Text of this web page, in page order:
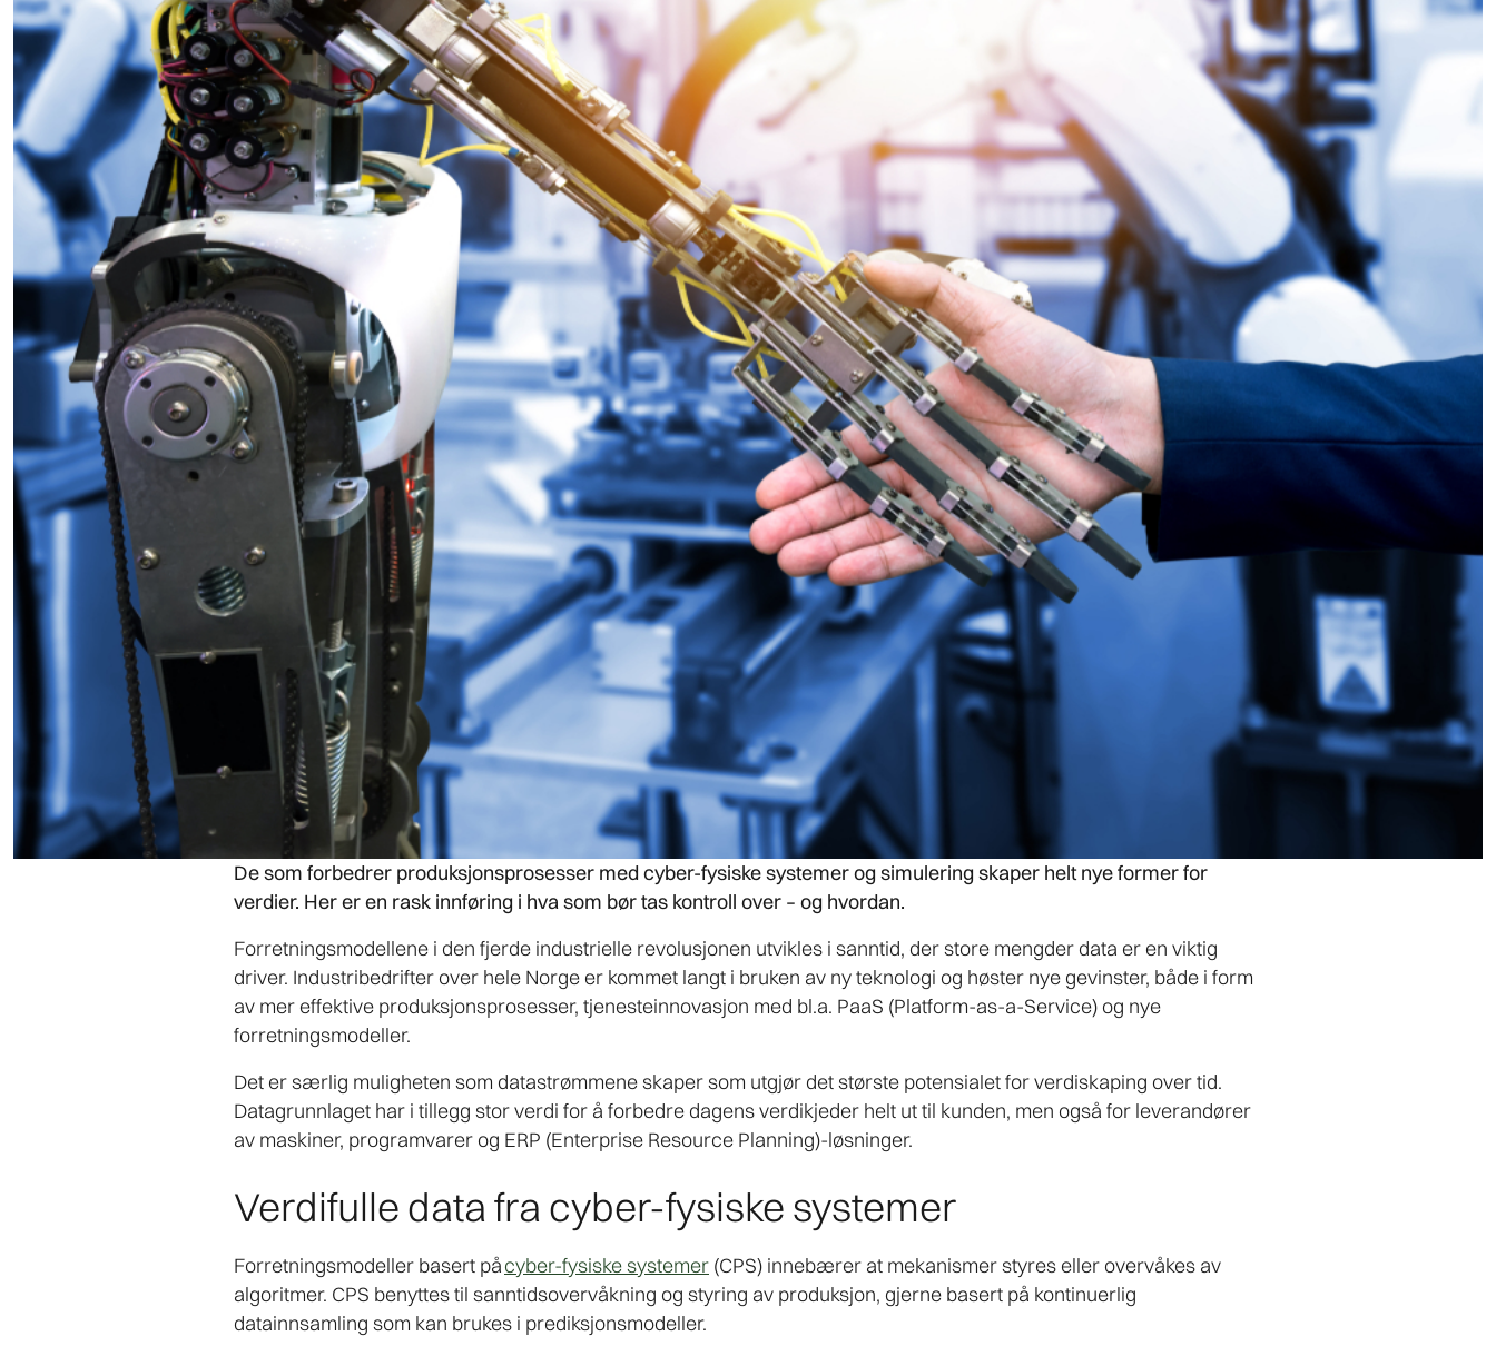
De som forbedrer produksjonsprosesser med cyber-fysiske systemer og simulering skaper helt nye former for
verdier. Her er en rask innføring i hva som bør tas kontroll over – og hvordan.
Forretningsmodellene i den fjerde industrielle revolusjonen utvikles i sanntid, der store mengder data er en viktig
driver. Industribedrifter over hele Norge er kommet langt i bruken av ny teknologi og høster nye gevinster, både i form
av mer effektive produksjonsprosesser, tjenesteinnovasjon med bl.a. PaaS (Platform-as-a-Service) og nye
forretningsmodeller.
Det er særlig muligheten som datastrømmene skaper som utgjør det største potensialet for verdiskaping over tid.
Datagrunnlaget har i tillegg stor verdi for å forbedre dagens verdikjeder helt ut til kunden, men også for leverandører
av maskiner, programvarer og ERP (Enterprise Resource Planning)-løsninger.
Verdifulle data fra cyber-fysiske systemer
Forretningsmodeller basert påcyber-fysiske systemer (CPS) innebærer at mekanismer styres eller overvåkes av
algoritmer. CPS benyttes til sanntidsovervåkning og styring av produksjon, gjerne basert på kontinuerlig
datainnsamling som kan brukes i prediksjonsmodeller.